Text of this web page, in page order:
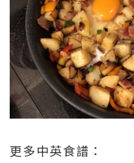
更多中英食譜：